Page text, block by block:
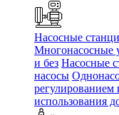
Насосные
Многонасосные
и без Насосные
насосы
регулированием
использования